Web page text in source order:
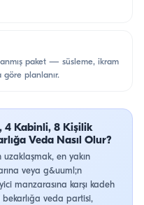
paket — süsleme, ikram
planlanır.
4 Kabinli, 8 Kişilik
Veda Nasıl Olur?
en yakın
veya g&uuml;n
manzarasına karşı kadeh
bekarlığa veda partisi,